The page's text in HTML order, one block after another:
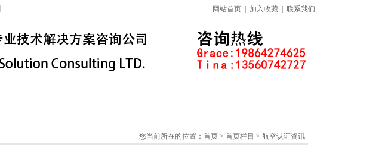
网站首页 加入收藏 联系我们
您当前所在的位置： 首页> 首页栏目 > 航空认证资讯